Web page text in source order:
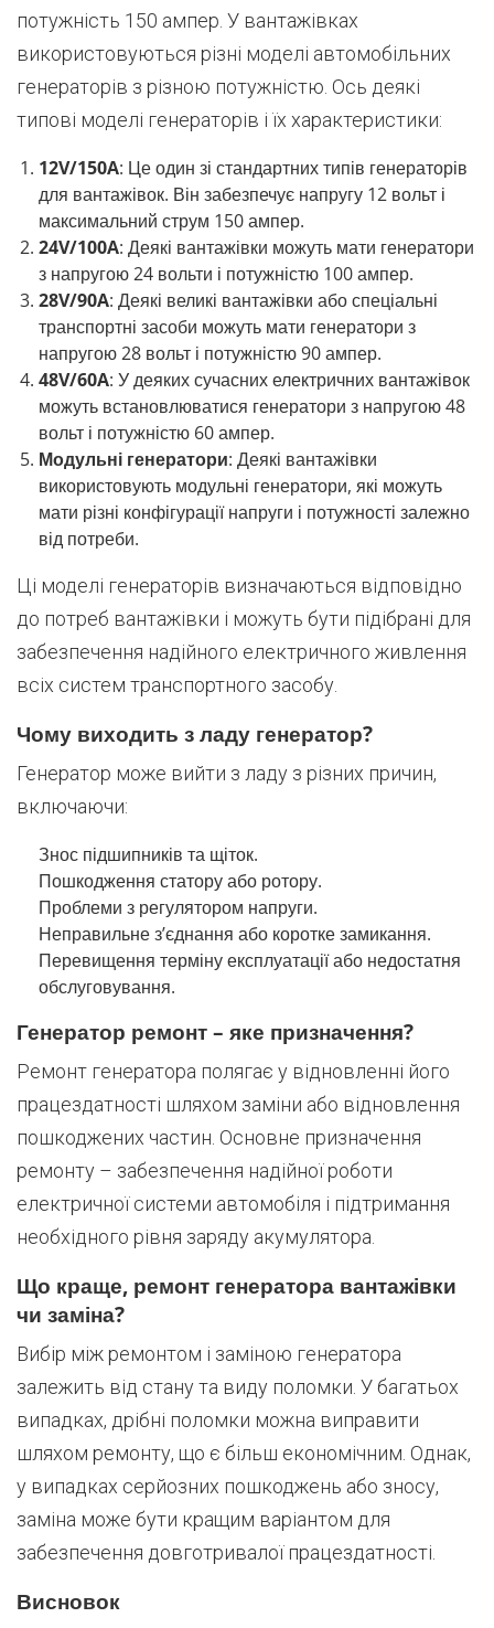
потужність 150 ампер. У вантажівках
використовуються різні моделі автомобільних
генераторів з різною потужністю. Ось деякі
типові моделі генераторів і їх характеристики:
12V/150A: Це один зі стандартних типів генераторів
для вантажівок. Він забезпечує напругу 12 вольт і
максимальний струм 150 ампер.
24V/100A: Деякі вантажівки можуть мати генератори
з напругою 24 вольти і потужністю 100 ампер.
28V/90A: Деякі великі вантажівки або спеціальні
транспортні засоби можуть мати генератори з
напругою 28 вольт і потужністю 90 ампер.
48V/60A: У деяких сучасних електричних вантажівок
можуть встановлюватися генератори з напругою 48
вольт і потужністю 60 ампер.
Модульні генератори: Деякі вантажівки
використовують модульні генератори, які можуть
мати різні конфігурації напруги і потужності залежно
від потреби.
Ці моделі генераторів визначаються відповідно
до потреб вантажівки і можуть бути підібрані для
забезпечення надійного електричного живлення
всіх систем транспортного засобу.
Чому виходить з ладу генератор?
Генератор може вийти з ладу з різних причин,
включаючи:
Знос підшипників та щіток.
Пошкодження статору або ротору.
Проблеми з регулятором напруги.
Неправильне з’єднання або коротке замикання.
Перевищення терміну експлуатації або недостатня
обслуговування.
Генератор ремонт – яке призначення?
Ремонт генератора полягає у відновленні його
працездатності шляхом заміни або відновлення
пошкоджених частин. Основне призначення
ремонту – забезпечення надійної роботи
електричної системи автомобіля і підтримання
необхідного рівня заряду акумулятора.
Що краще, ремонт генератора вантажівки
чи заміна?
Вибір між ремонтом і заміною генератора
залежить від стану та виду поломки. У багатьох
випадках, дрібні поломки можна виправити
шляхом ремонту, що є більш економічним. Однак,
у випадках серйозних пошкоджень або зносу,
заміна може бути кращим варіантом для
забезпечення довготривалої працездатності.
Висновок